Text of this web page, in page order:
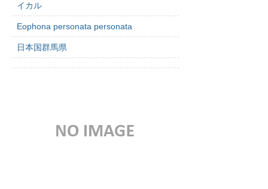
イカル
Eophona personata personata
日本国群馬県